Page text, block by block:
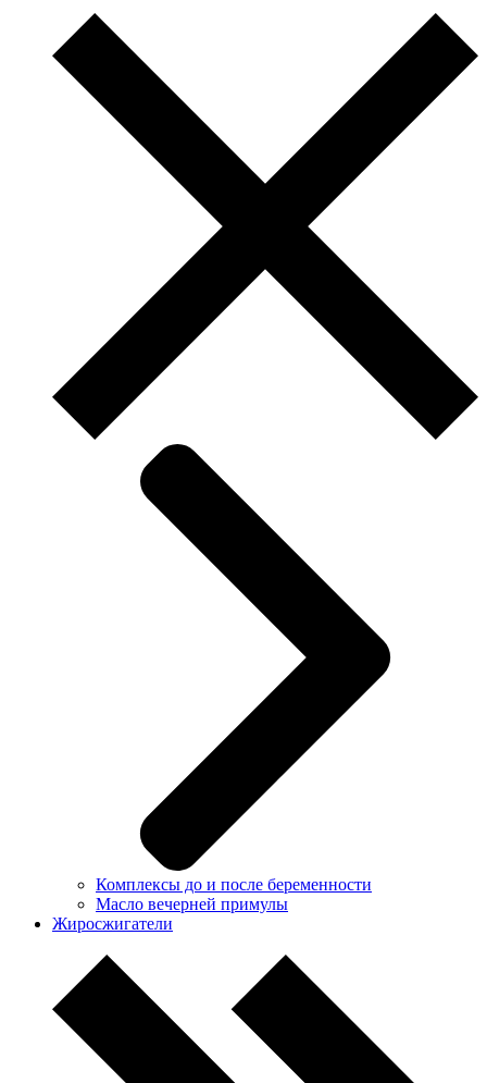
Комплексы до и после беременности
Масло вечерней примулы
Жиросжигатели